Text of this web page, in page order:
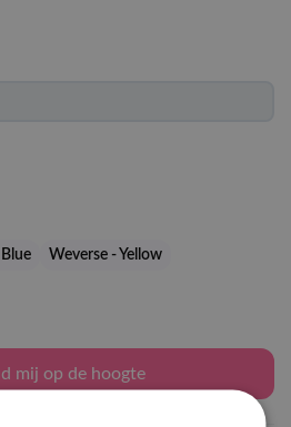
Weverse - Yellow
mij op de hoogte